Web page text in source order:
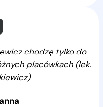
chodzę tylko do
placówkach (lek.